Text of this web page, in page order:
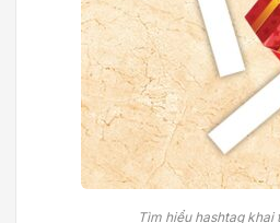
Tìm hiểu hashtag khai